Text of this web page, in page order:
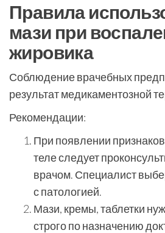
Правила
мази при
жировика
Соблюдение врачебных
результат медикаментозной
Рекомендации:
При появлении
теле следует
врачом. Специалист
с патологией.
Мази, кремы, таблетки
строго по назначению